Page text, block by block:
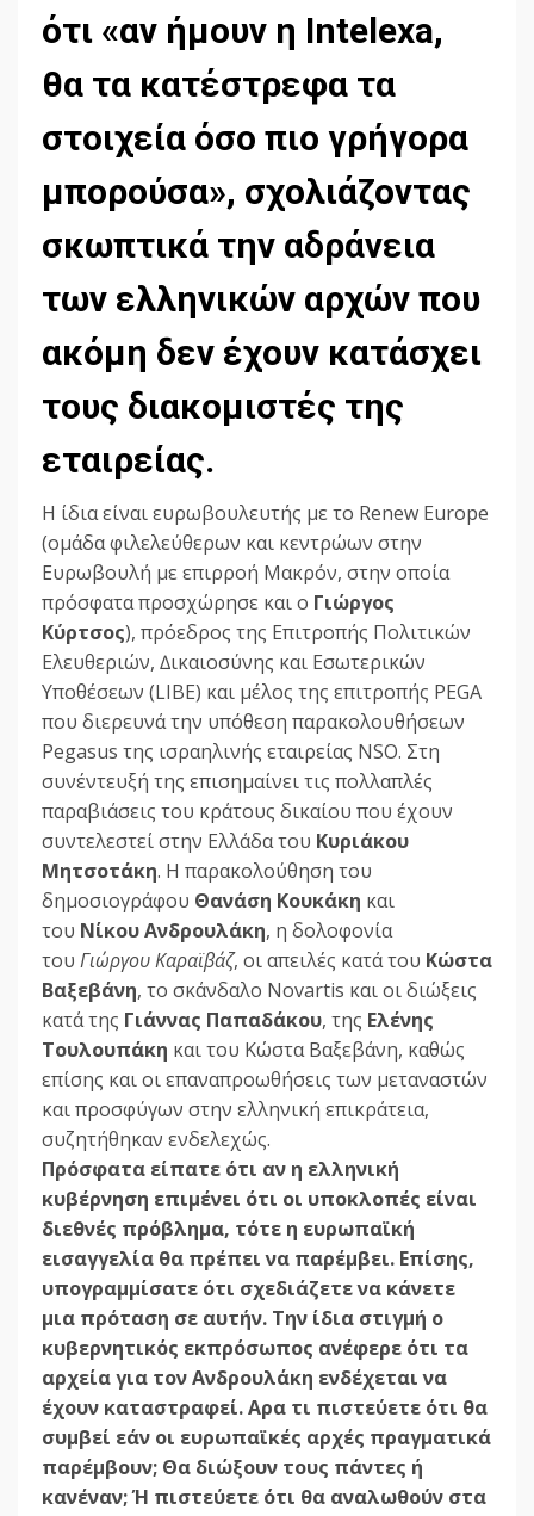
ότι «αν ήµουν η Intelexa,
θα τα κατέστρεφα τα
στοιχεία όσο πιο γρήγορα
µπορούσα», σχολιάζοντας
σκωπτικά την αδράνεια
των ελληνικών αρχών που
ακόµη δεν έχουν κατάσχει
τους διακοµιστές της
εταιρείας.
Η ίδια είναι ευρωβουλευτής µε το Renew Europe
(οµάδα φιλελεύθερων και κεντρώων στην
Ευρωβουλή µε επιρροή Μακρόν, στην οποία
πρόσφατα προσχώρησε και ο Γιώργος
Κύρτσος), πρόεδρος της Επιτροπής Πολιτικών
Ελευθεριών, ∆ικαιοσύνης και Εσωτερικών
Υποθέσεων (LIBE) και µέλος της επιτροπής PEGA
που διερευνά την υπόθεση παρακολουθήσεων
Pegasus της ισραηλινής εταιρείας NSO. Στη
συνέντευξή της επισηµαίνει τις πολλαπλές
παραβιάσεις του κράτους δικαίου που έχουν
συντελεστεί στην Ελλάδα του Κυριάκου
Μητσοτάκη. Η παρακολούθηση του
δηµοσιογράφου Θανάση Κουκάκη και
του Νίκου Ανδρουλάκη, η δολοφονία
του Γιώργου Καραϊβάζ, οι απειλές κατά του Κώστα
Βαξεβάνη, το σκάνδαλο Novartis και οι διώξεις
κατά της Γιάννας Παπαδάκου, της Ελένης
Τουλουπάκη και του Κώστα Βαξεβάνη, καθώς
επίσης και οι επαναπροωθήσεις των µεταναστών
και προσφύγων στην ελληνική επικράτεια,
συζητήθηκαν ενδελεχώς.
Πρόσφατα είπατε ότι αν η ελληνική
κυβέρνηση επιµένει ότι οι υποκλοπές είναι
διεθνές πρόβληµα, τότε η ευρωπαϊκή
εισαγγελία θα πρέπει να παρέµβει. Επίσης,
υπογραµµίσατε ότι σχεδιάζετε να κάνετε
µια πρόταση σε αυτήν. Την ίδια στιγµή ο
κυβερνητικός εκπρόσωπος ανέφερε ότι τα
αρχεία για τον Ανδρουλάκη ενδέχεται να
έχουν καταστραφεί. Αρα τι πιστεύετε ότι θα
συµβεί εάν οι ευρωπαϊκές αρχές πραγµατικά
παρέµβουν; Θα διώξουν τους πάντες ή
κανέναν; Ή πιστεύετε ότι θα αναλωθούν στα